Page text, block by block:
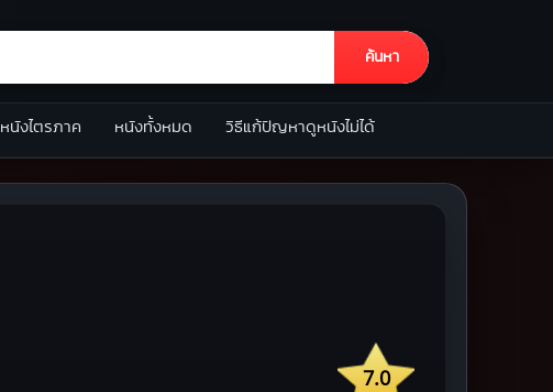
ค้นหา
หนังไตรภาค หนังทั้งหมด วิธีแก้ปัญหาดูหนังไม่ได้
7.0